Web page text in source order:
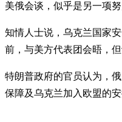
美俄会谈，似乎是另一项努
知情人士说，乌克兰国家
前，与美方代表团会晤，但
特朗普政府的官员认为，
保障及乌克兰加入欧盟的安